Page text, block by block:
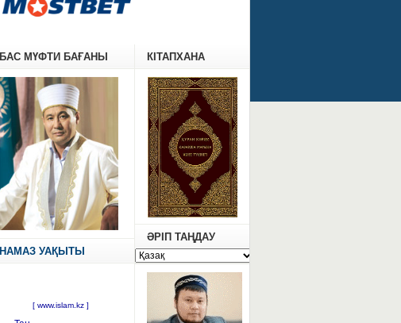
БАС МҮФТИ БАҒАНЫ
НАМАЗ УАҚЫТЫ
КІТАПХАНА
ӘРІП ТАҢДАУ